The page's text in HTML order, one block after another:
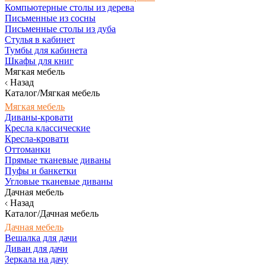
Компьютерные столы из дерева
Письменные из сосны
Письменные столы из дуба
Стулья в кабинет
Тумбы для кабинета
Шкафы для книг
Мягкая мебель
Назад
Каталог/Мягкая мебель
Мягкая мебель
Диваны-кровати
Кресла классические
Кресла-кровати
Оттоманки
Прямые тканевые диваны
Пуфы и банкетки
Угловые тканевые диваны
Дачная мебель
Назад
Каталог/Дачная мебель
Дачная мебель
Вешалка для дачи
Диван для дачи
Зеркала на дачу